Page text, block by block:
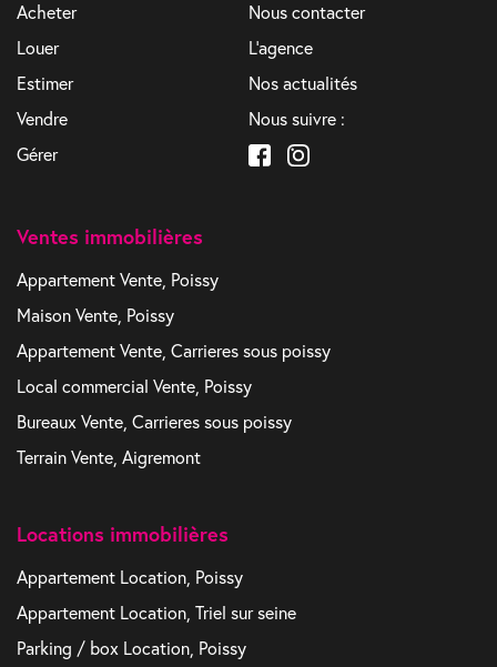
Acheter
Louer
Estimer
Vendre
Gérer
Nous contacter
L'agence
Nos actualités
Nous suivre :
Ventes immobilières
Appartement Vente, Poissy
Maison Vente, Poissy
Appartement Vente, Carrieres sous poissy
Local commercial Vente, Poissy
Bureaux Vente, Carrieres sous poissy
Terrain Vente, Aigremont
Locations immobilières
Appartement Location, Poissy
Appartement Location, Triel sur seine
Parking / box Location, Poissy